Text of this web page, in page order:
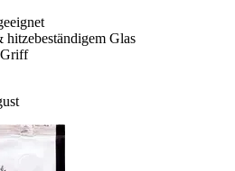
hitzebeständigem Glas
Griff